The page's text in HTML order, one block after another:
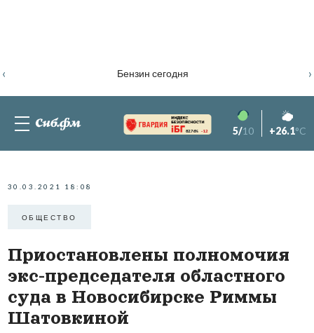
Бензин сегодня
‹ ›
82.76% -1.2 5/10 +26.1°C
30.03.2021 18:08
ОБЩЕСТВО
Приостановлены полномочия
экс-председателя областного
суда в Новосибирске Риммы
Шатовкиной